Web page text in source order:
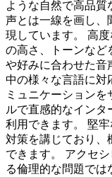
ような自然で高品
声とは一線を画し、
現しています。 高
の高さ、トーンなど
や好みに合わせた音
中の様々な言語に対
ミュニケーション
ルで直感的なインタ
利用できます。 堅
対策を講じており、
できます。 アクセ
る倫理的な問題で